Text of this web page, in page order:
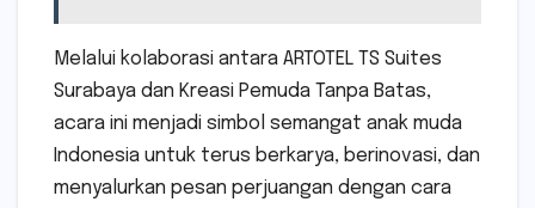
Melalui kolaborasi antara ARTOTEL TS Suites
Surabaya dan Kreasi Pemuda Tanpa Batas,
acara ini menjadi simbol semangat anak muda
Indonesia untuk terus berkarya, berinovasi, dan
menyalurkan pesan perjuangan dengan cara